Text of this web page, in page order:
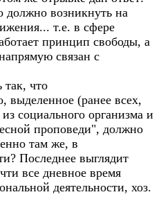
должно возникнуть на
т.е. в сфере
принцип свободы, а
связан с
так, что
выделенное (ранее всех,
социального организма и
проповеди", должно
там же, в
Последнее выглядит
все дневное время
деятельности, хоз.